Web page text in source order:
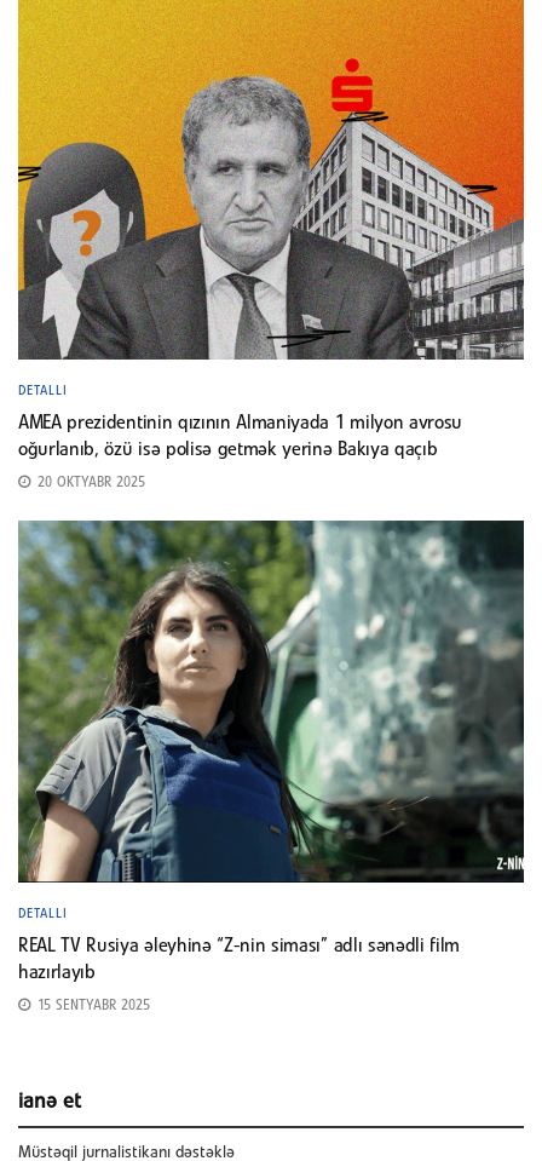
DETALLI
AMEA prezidentinin qızının Almaniyada 1 milyon avrosu
oğurlanıb, özü isə polisə getmək yerinə Bakıya qaçıb
20 OKTYABR 2025
DETALLI
REAL TV Rusiya əleyhinə “Z-nin siması” adlı sənədli film
hazırlayıb
15 SENTYABR 2025
ianə et
Müstəqil jurnalistikanı dəstəklə